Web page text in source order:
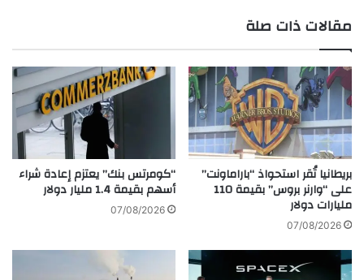
ن
ا
ل
ا
ر
ج
ت
ر
ب
ه
م
ف
ا
ل
ض
و
ا
أ
غ
ن
ت
ه
مقالات ذات صلة
بريطانيا تُقر استحواذ “باراماونت”
على “وارنر بروس” بقيمة 110
مليارات دولار
07/08/2026
“كومرتس بنك” يعتزم إعادة شراء
أسهم بقيمة 1.4 مليار دولار
07/08/2026